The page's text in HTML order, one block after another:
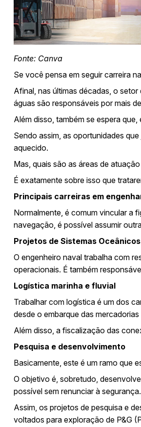
Fonte: Canva
Se você pensa em seguir carreira
Afinal, nas últimas décadas, o
águas são responsáveis por mais
Além disso, também se espera
Sendo assim, as oportunidades
aquecido.
Mas, quais são as áreas de
É exatamente sobre isso que
Principais carreiras em
Normalmente, é comum vincular a
navegação, é possível assumir
Projetos de Sistemas Oceânicos
O engenheiro naval trabalha com
operacionais. É também
Logística marinha e fluvial
Trabalhar com logística é um dos
desde o embarque das
Além disso, a fiscalização das
Pesquisa e desenvolvimento
Basicamente, este é um ramo que
O objetivo é, sobretudo,
possível sem renunciar à segurança.
Assim, os projetos de pesquisa e
voltados para exploração de P&G